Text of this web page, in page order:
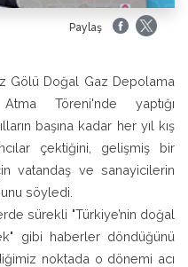
Paylaş
Gölü Doğal Gaz Depolama
Töreni'nde yaptığı
başına kadar her yıl kış
çektiğini, gelişmiş bir
vatandaş ve sanayicilerin
söyledi.
sürekli "Türkiye’nin doğal
gibi haberler döndüğünü
noktada o dönemi acı